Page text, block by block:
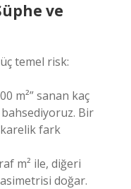
ve
temel risk:
m²” sanan kaç
bahsediyoruz. Bir
fark
m² ile, diğeri
doğar.